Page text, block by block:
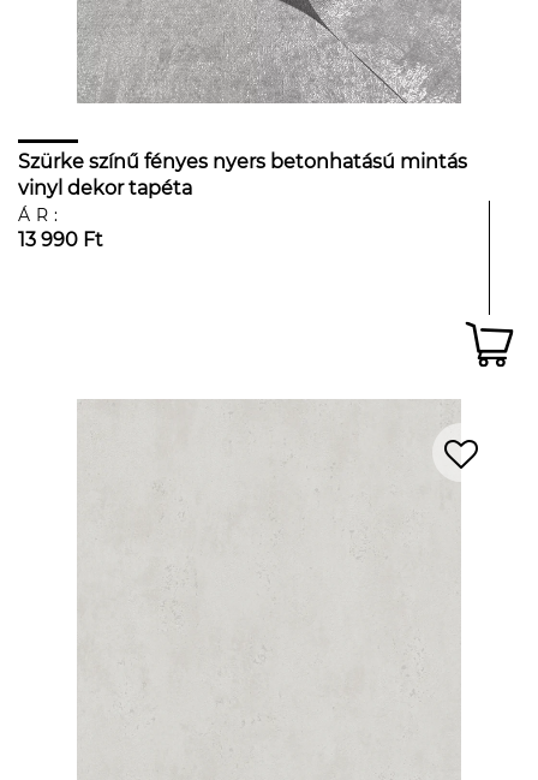
Szürke színű fényes nyers betonhatású mintás
vinyl dekor tapéta
ÁR:
13 990 Ft